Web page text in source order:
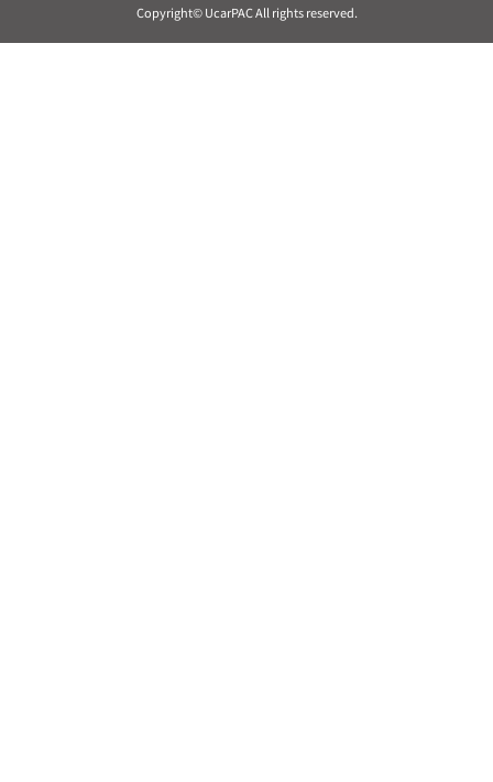
Copyright© UcarPAC All rights reserved.